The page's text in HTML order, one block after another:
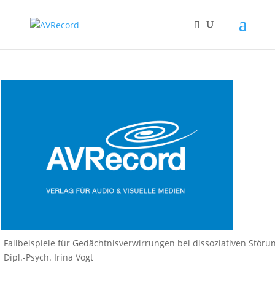
Fallbeispiele für Gedächtnisverwirrungen bei dissoziativen
Dipl.-Psych. Irina Vogt